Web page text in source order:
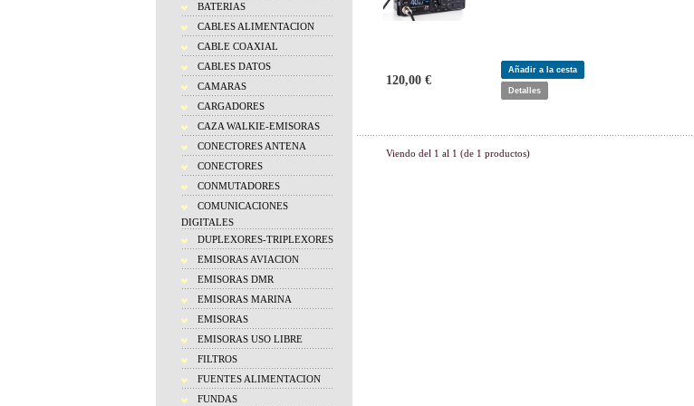
BATERIAS
CABLES ALIMENTACION
CABLE COAXIAL
CABLES DATOS
CAMARAS
CARGADORES
CAZA WALKIE-EMISORAS
CONECTORES ANTENA
CONECTORES
CONMUTADORES
COMUNICACIONES
DIGITALES
DUPLEXORES-TRIPLEXORES
EMISORAS AVIACION
EMISORAS DMR
EMISORAS MARINA
EMISORAS
EMISORAS USO LIBRE
FILTROS
FUENTES ALIMENTACION
FUNDAS
120,00 €
Añadir a la cesta
Detalles
Viendo del 1 al 1 (de 1 productos)